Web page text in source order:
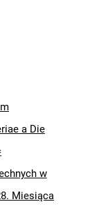
a Die
w
Miesiąca